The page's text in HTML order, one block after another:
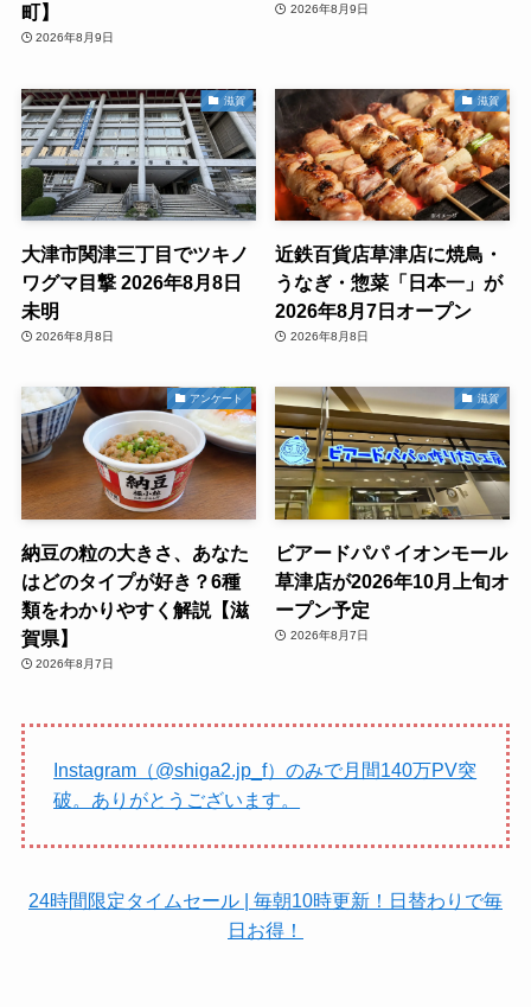
町】
2026年8月9日
2026年8月9日
滋賀
大津市関津三丁目でツキノ
ワグマ目撃 2026年8月8日
未明
2026年8月8日
滋賀
近鉄百貨店草津店に焼鳥・
うなぎ・惣菜「日本一」が
2026年8月7日オープン
2026年8月8日
アンケート
納豆の粒の大きさ、あなた
はどのタイプが好き？6種
類をわかりやすく解説【滋
賀県】
2026年8月7日
滋賀
ビアードパパ イオンモール
草津店が2026年10月上旬オ
ープン予定
2026年8月7日
Instagram（@shiga2.jp_f）のみで月間140万PV突
破。ありがとうございます。
24時間限定タイムセール | 毎朝10時更新！日替わりで毎
日お得！